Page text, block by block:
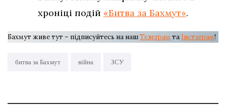
хроніці подій «Битва за Бахмут».
Бахмут живе тут – підписуйтесь на нашТелеграм та Інстаграм!
битва за Бахмут війна ЗСУ